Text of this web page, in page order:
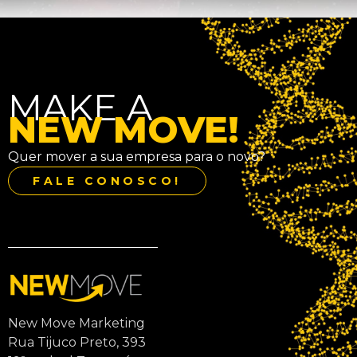
MAKE A
NEW MOVE!
Quer mover a sua empresa para o novo?
FALE CONOSCO!
New Move Marketing
Rua Tijuco Preto, 393